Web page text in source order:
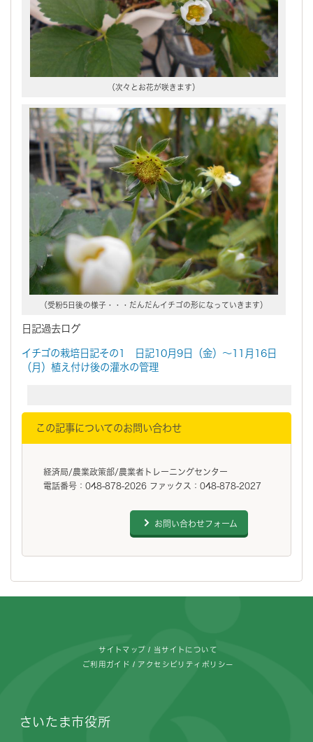
（次々とお花が咲きます）
（受粉5日後の様子・・・だんだんイチゴの形になっていきます）
日記過去ログ
イチゴの栽培日記その1 日記10月9日（金）～11月16日
（月）植え付け後の灌水の管理
この記事についてのお問い合わせ
経済局/農業政策部/農業者トレーニングセンター
電話番号：048-878-2026 ファックス：048-878-2027
お問い合わせフォーム
サイトマップ 当サイトについて
ご利用ガイド アクセシビリティポリシー
さいたま市役所